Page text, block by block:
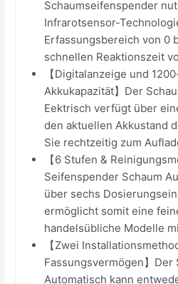
Schaumseifenspender
Infrarotsensor-
Erfassungsbereich von 0
schnellen Reaktionszeit
【Digitalanzeige und
Akkukapazität】Der
Eektrisch verfügt über
den aktuellen Akkustand
Sie rechtzeitig zum
【6 Stufen &
Seifenspender Schaum
über sechs
ermöglicht somit eine
handelsübliche Modelle
【Zwei
Fassungsvermögen】Der
Automatisch kann